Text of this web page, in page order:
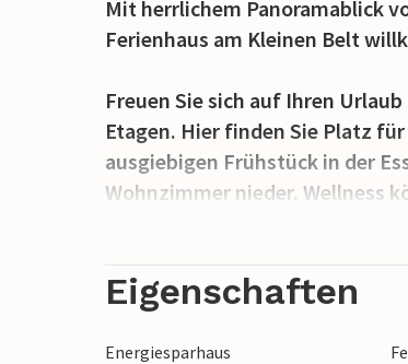
Mit herrlichem Panoramablick
Ferienhaus am Kleinen Belt
Freuen Sie sich auf Ihren
Etagen. Hier finden Sie Platz
ausgiebigen Frühstück in der
Wohnzimmer nieder. Wellness
oder auch Ihre Morgendusche
abwaschen. Verweilen Sie
oder über den Garten blicken
Rasen zusehen.
Eigenschaften
Energiesparhaus